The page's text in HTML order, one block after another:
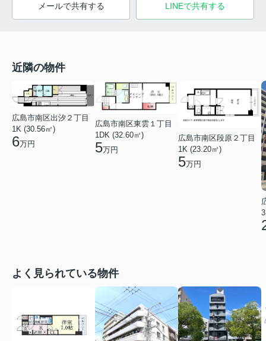
メールで共有する LINEで共有する
近隣の物件
広島市南区出汐２丁目
1K (30.56㎡)
6万円
広島市南区東雲１丁目
1DK (32.60㎡)
5万円
広島市南区段原２丁目
1K (23.20㎡)
5万円
よく見られている物件